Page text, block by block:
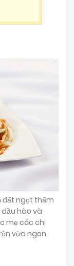
đất ngọt thấm
hào và
mẹ các chị
vừa ngon